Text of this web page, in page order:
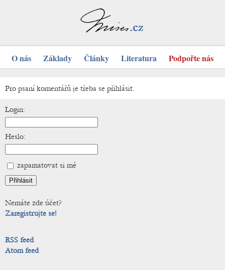
O nás Základy Články Literatura Podpořte nás
Pro psaní komentářů je třeba se přihlásit.
Login:
Heslo:
zapamatovat si mě
Nemáte zde účet?
Zaregistrujte se!
RSS feed
Atom feed